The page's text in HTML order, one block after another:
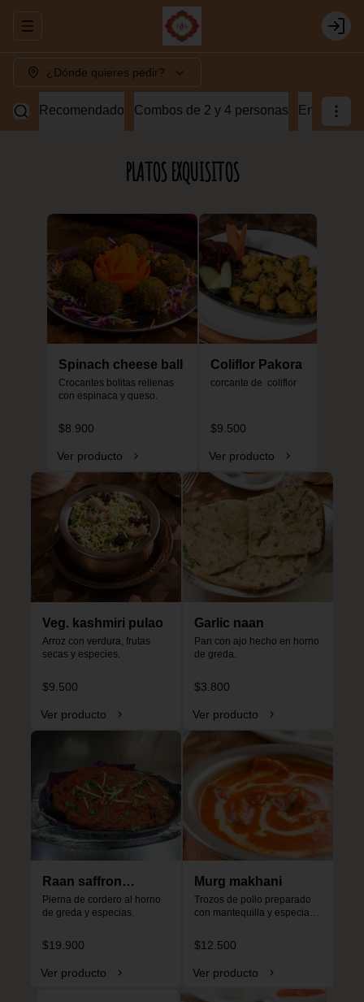
Abrir menu de navegación Login
¿Dónde quieres pedir?
Recomendado Combos de 2 y 4 personas Entradas
PLATOS EXQUISITOS
Spinach cheese ball
Crocantes bolitas rellenas
con espinaca y queso.
$8.900
Ver producto
Coliflor Pakora
corcante de  coliflor
$9.500
Ver producto
Veg. kashmiri pulao
Arroz con verdura, frutas
secas y especies.
$9.500
Ver producto
Garlic naan
Pan con ajo hecho en horno
de greda.
$3.800
Ver producto
Raan saffron
special
Pierna de cordero al horno
de greda y especias.
$19.900
Ver producto
Murg makhani
Trozos de pollo preparado
con mantequilla y especias,
picante.
$12.500
Ver producto